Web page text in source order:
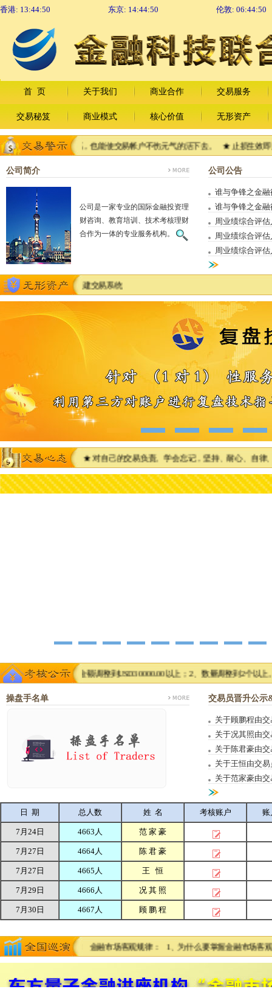
香港: 13:44:51 东京: 14:44:51 伦敦: 06:44:51
首 页 关于我们 商业合作 交易服务
交易秘笈 商业模式 核心价值 无形资产
鲜血淋漓，也能使交易帐户不伤元气的活下去。 ★ 止损生效即
公司简介
公司是一家专业的国际金融投资理
财咨询、教育培训、技术考核理财
合作为一体的专业服务机构。
公司公告
谁与争锋之金融衍
谁与争锋之金融衍
周业绩综合评估
周业绩综合评估
周业绩综合评估
易系统 ★ 组建交易系统
1 4 5
阱诱惑）。 ★ 对自己的交易负责。学会忘记，坚持、耐心、自律
1 3 4 5 6 7 8 9
账户（1、金额调整到USD30000.00以上；2、数量调整到2个以上。）--
操盘手名单 交易员晋升公示
关于顾鹏程由
关于况其照由
关于陈君豪由
关于王恒由交
关于范家豪由
日 期 总人数 姓 名 考核账户 账
7月24日 4663人 范 家 豪
7月27日 4664人 陈 君 豪
7月27日 4665人 王 恒
7月29日 4666人 况 其 照
7月30日 4667人 顾 鹏 程
作模板！ 金融市场客观规律： 1、为什么要掌握金融市场客观